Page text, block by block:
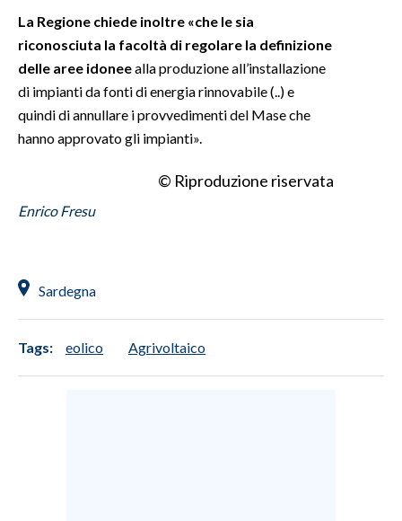
La Regione chiede inoltre «che le sia
riconosciuta la facoltà di regolare la definizione
delle aree idoneealla produzione all’installazione
di impianti da fonti di energia rinnovabile (..) e
quindi di annullare i provvedimenti del Mase che
hanno approvato gli impianti».
© Riproduzione riservata
Enrico Fresu
Sardegna
Tags: eolico Agrivoltaico